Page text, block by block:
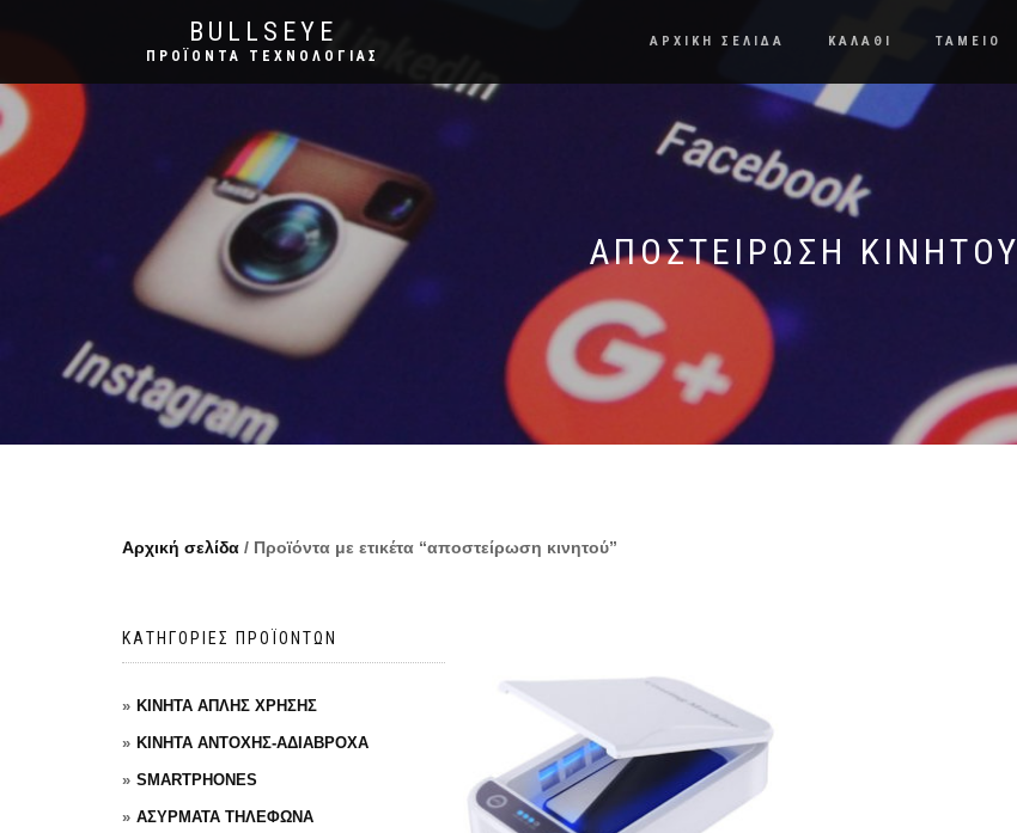
BULLSEYE
ΠΡΟΪΌΝΤΑ ΤΕΧΝΟΛΟΓΊΑΣ
ΑΡΧΙΚΗ ΣΕΛΙΔΑ ΚΑΛΑΘΙ ΤΑΜΕΙΟ
ΑΠΟΣΤΕΊΡΩΣΗ ΚΙΝΗΤΟΎ
Αρχική σελίδα / Προϊόντα με ετικέτα “αποστείρωση κινητού”
ΚΑΤΗΓΟΡΙΕΣ ΠΡΟΪΟΝΤΩΝ
ΚΙΝΗΤΑ ΑΠΛΗΣ ΧΡΗΣΗΣ
ΚΙΝΗΤΑ ΑΝΤΟΧΗΣ-ΑΔΙΑΒΡΟΧΑ
SMARTPHONES
ΑΣΥΡΜΑΤΑ ΤΗΛΕΦΩΝΑ